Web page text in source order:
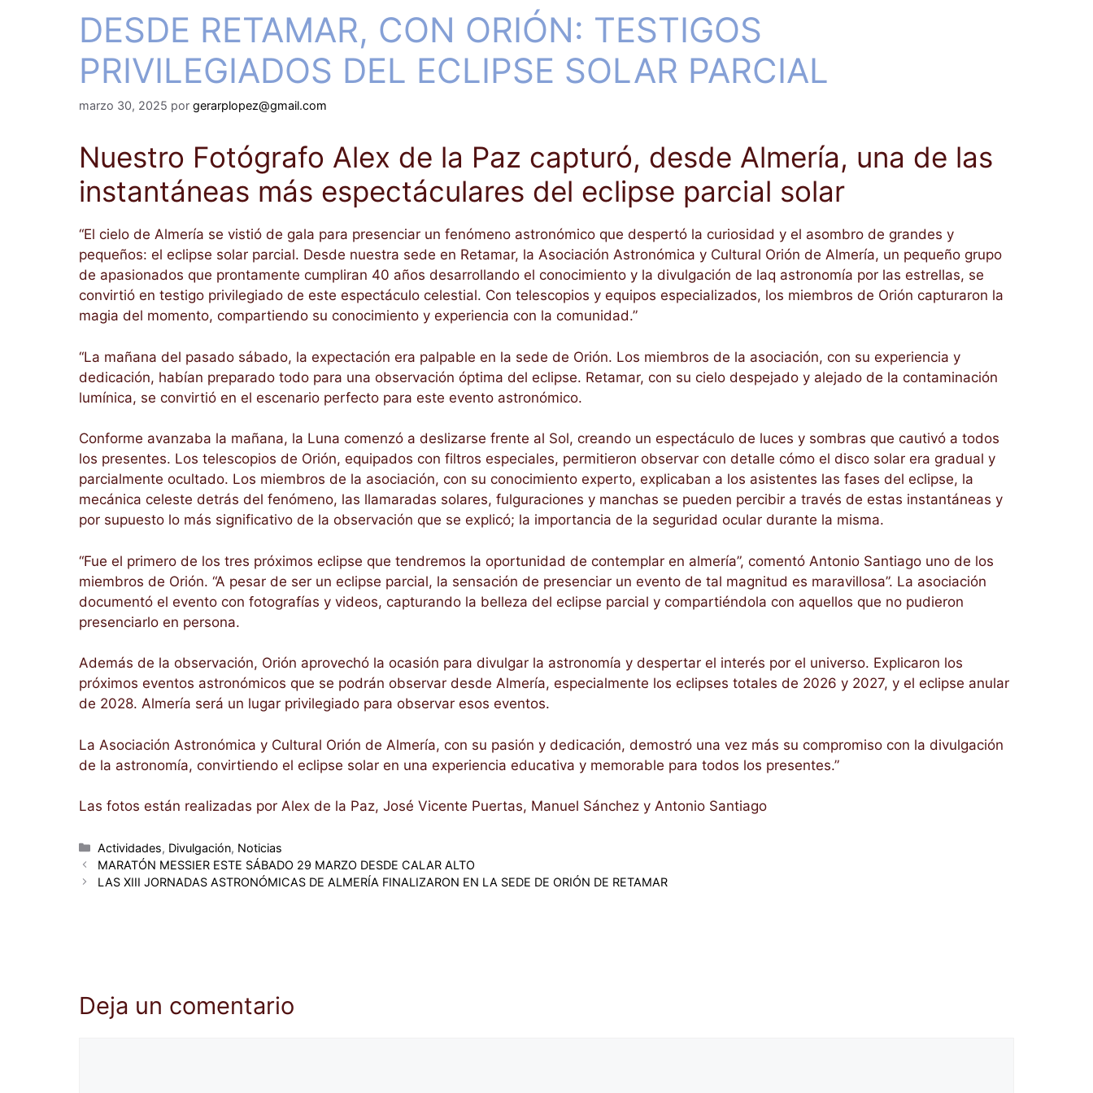
DESDE RETAMAR, CON ORIÓN: TESTIGOS
PRIVILEGIADOS DEL ECLIPSE SOLAR PARCIAL
marzo 30, 2025 por gerarplopez@gmail.com
Nuestro Fotógrafo Alex de la Paz capturó, desde Almería, una de las
instantáneas más espectáculares del eclipse parcial solar
“El cielo de Almería se vistió de gala para presenciar un fenómeno astronómico que despertó la curiosidad y el asombro de grandes y
pequeños: el eclipse solar parcial. Desde nuestra sede en Retamar, la Asociación Astronómica y Cultural Orión de Almería, un pequeño grupo
de apasionados que prontamente cumpliran 40 años desarrollando el conocimiento y la divulgación de laq astronomía por las estrellas, se
convirtió en testigo privilegiado de este espectáculo celestial. Con telescopios y equipos especializados, los miembros de Orión capturaron la
magia del momento, compartiendo su conocimiento y experiencia con la comunidad.”
“La mañana del pasado sábado, la expectación era palpable en la sede de Orión. Los miembros de la asociación, con su experiencia y
dedicación, habían preparado todo para una observación óptima del eclipse. Retamar, con su cielo despejado y alejado de la contaminación
lumínica, se convirtió en el escenario perfecto para este evento astronómico.
Conforme avanzaba la mañana, la Luna comenzó a deslizarse frente al Sol, creando un espectáculo de luces y sombras que cautivó a todos
los presentes. Los telescopios de Orión, equipados con filtros especiales, permitieron observar con detalle cómo el disco solar era gradual y
parcialmente ocultado. Los miembros de la asociación, con su conocimiento experto, explicaban a los asistentes las fases del eclipse, la
mecánica celeste detrás del fenómeno, las llamaradas solares, fulguraciones y manchas se pueden percibir a través de estas instantáneas y
por supuesto lo más significativo de la observación que se explicó; la importancia de la seguridad ocular durante la misma.
“Fue el primero de los tres próximos eclipse que tendremos la oportunidad de contemplar en almería”, comentó Antonio Santiago uno de los
miembros de Orión. “A pesar de ser un eclipse parcial, la sensación de presenciar un evento de tal magnitud es maravillosa”. La asociación
documentó el evento con fotografías y videos, capturando la belleza del eclipse parcial y compartiéndola con aquellos que no pudieron
presenciarlo en persona.
Además de la observación, Orión aprovechó la ocasión para divulgar la astronomía y despertar el interés por el universo. Explicaron los
próximos eventos astronómicos que se podrán observar desde Almería, especialmente los eclipses totales de 2026 y 2027, y el eclipse anular
de 2028. Almería será un lugar privilegiado para observar esos eventos.
La Asociación Astronómica y Cultural Orión de Almería, con su pasión y dedicación, demostró una vez más su compromiso con la divulgación
de la astronomía, convirtiendo el eclipse solar en una experiencia educativa y memorable para todos los presentes.”
Las fotos están realizadas por Alex de la Paz, José Vicente Puertas, Manuel Sánchez y Antonio Santiago
Categorías
Actividades, Divulgación, Noticias
MARATÓN MESSIER ESTE SÁBADO 29 MARZO DESDE CALAR ALTO
LAS XIII JORNADAS ASTRONÓMICAS DE ALMERÍA FINALIZARON EN LA SEDE DE ORIÓN DE RETAMAR
Deja un comentario